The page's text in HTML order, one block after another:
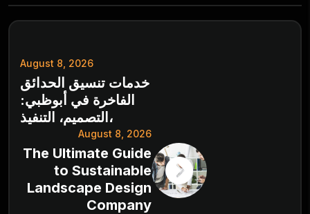
August 8, 2026
خدمات تنسيق الحدائق
الفاخرة في أبوظبي:
التصميم، التنفيذ،
August 8, 2026
The Ultimate Guide
to Sustainable
Landscape Design
Company